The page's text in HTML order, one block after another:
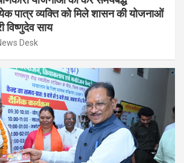
पात्र व्यक्ति को मिले शासन की योजनाओं
विष्णुदेव साय
Desk